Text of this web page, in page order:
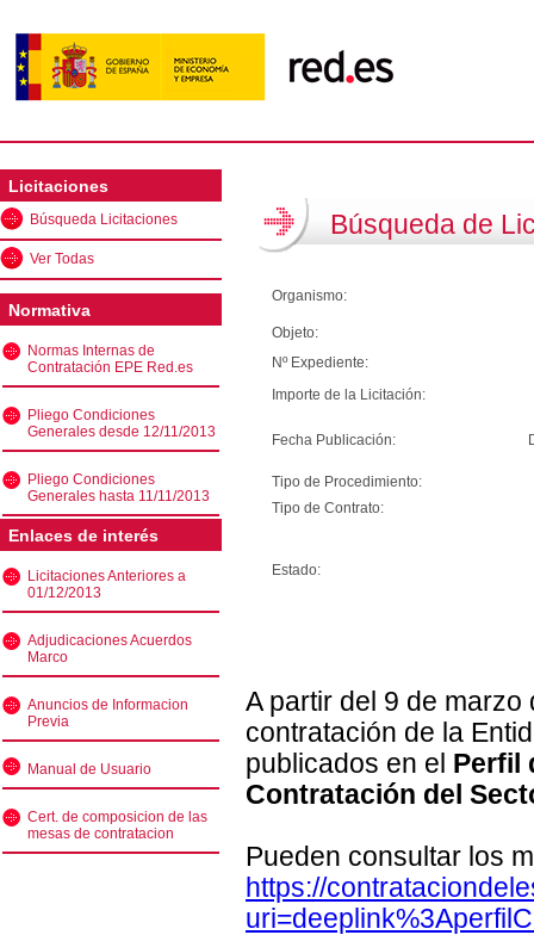
Licitaciones
Búsqueda Licitaciones
Ver Todas
Normativa
Normas Internas de
Contratación EPE Red.es
Pliego Condiciones
Generales desde 12/11/2013
Pliego Condiciones
Generales hasta 11/11/2013
Enlaces de interés
Licitaciones Anteriores a
01/12/2013
Adjudicaciones Acuerdos
Marco
Anuncios de Informacion
Previa
Manual de Usuario
Cert. de composicion de las
mesas de contratacion
Búsqueda de
Organismo:
Objeto:
Nº Expediente:
Importe de la Licitación:
Fecha Publicación:
Tipo de Procedimiento:
Tipo de Contrato:
Estado:
A partir del 9 de
contratación de la
publicados en el Perfil
Contratación del
Pueden consultar los
https://